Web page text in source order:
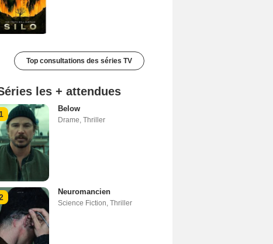
Top consultations des séries TV
les + attendues
1
Below
Drame, Thriller
Neuromancien
Science Fiction, Thriller